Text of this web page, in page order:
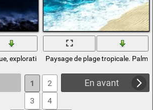
exploration de la lunePaysage de plage tropicale.
En avant
1
2
3
4